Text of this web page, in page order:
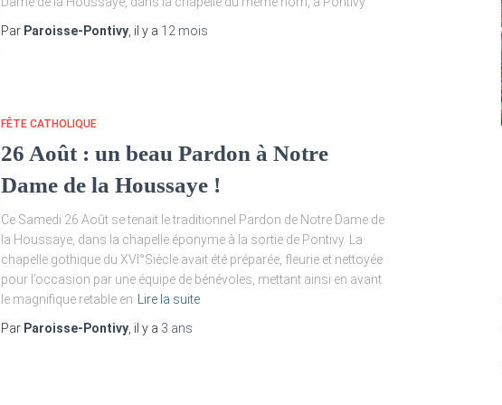
Par Paroisse-Pontivy , il y a 12 mois
FÊTE CATHOLIQUE
26 Août : un beau Pardon à Notre
Dame de la Houssaye !
Ce Samedi 26 Août se tenait le traditionnel Pardon de Notre Dame de
la Houssaye, dans la chapelle éponyme à la sortie de Pontivy. La
chapelle gothique du XVI°Siècle avait été préparée, fleurie et nettoyée
pour l’occasion par une équipe de bénévoles, mettant ainsi en avant
le magnifique retable en
Lire la suite
Par Paroisse-Pontivy , il y a 3 ans